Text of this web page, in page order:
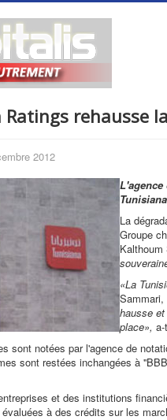
Ratings rehausse
2012
La
Groupe
«La
Sammari,
hausse
place»,
sont notées par l'agence de
sont restées inchangées à
et des institutions
à des crédits sur les